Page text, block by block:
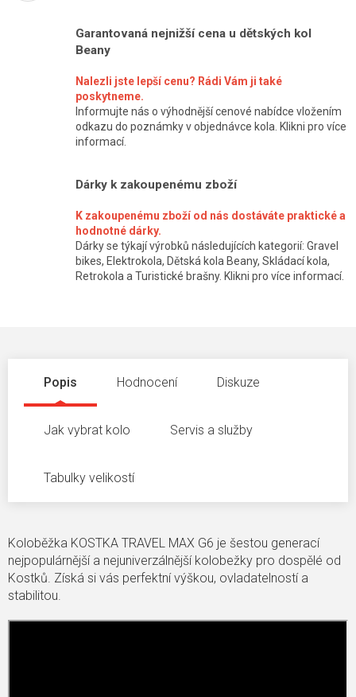
Garantovaná nejnižší cena u dětských kol
Beany
Nalezli jste lepší cenu? Rádi Vám ji také
poskytneme.
Informujte nás o výhodnější cenové nabídce vložením
odkazu do poznámky v objednávce kola. Klikni pro více
informací.
Dárky k zakoupenému zboží
K zakoupenému zboží od nás dostáváte praktické a
hodnotné dárky.
Dárky se týkají výrobků následujících kategorií: Gravel
bikes, Elektrokola, Dětská kola Beany, Skládací kola,
Retrokola a Turistické brašny. Klikni pro více informací.
Popis Hodnocení Diskuze
Jak vybrat kolo Servis a služby
Tabulky velikostí
Koloběžka KOSTKA TRAVEL MAX G6 je šestou generací
nejpopulárnější a nejuniverzálnější kolobežky pro dospělé od
Kostků. Získá si vás perfektní výškou, ovladatelností a
stabilitou.